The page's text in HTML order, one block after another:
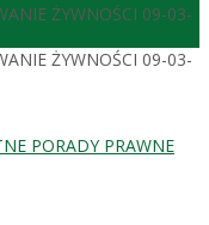
ŻYWNOŚCI 09-03-
ŻYWNOŚCI 09-03-
PORADY PRAWNE